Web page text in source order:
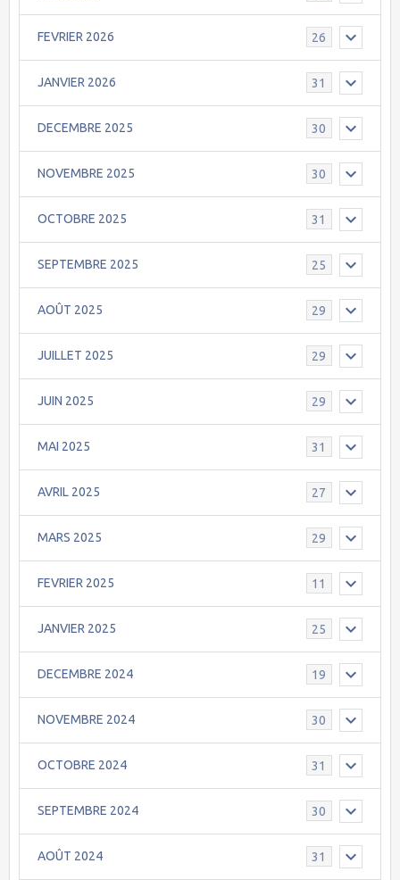
FEVRIER 2026 26
JANVIER 2026 31
DECEMBRE 2025 30
NOVEMBRE 2025 30
OCTOBRE 2025 31
SEPTEMBRE 2025 25
AOÛT 2025 29
JUILLET 2025 29
JUIN 2025 29
MAI 2025 31
AVRIL 2025 27
MARS 2025 29
FEVRIER 2025 11
JANVIER 2025 25
DECEMBRE 2024 19
NOVEMBRE 2024 30
OCTOBRE 2024 31
SEPTEMBRE 2024 30
AOÛT 2024 31